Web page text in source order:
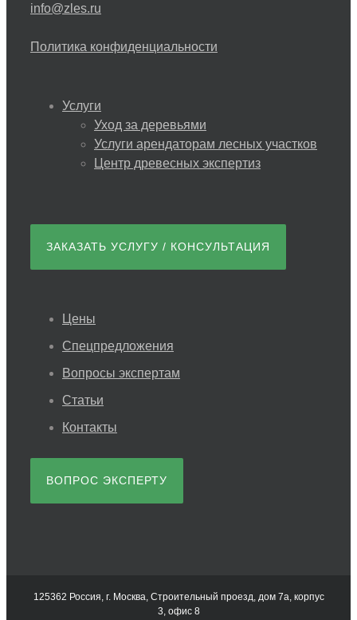
info@zles.ru
Политика конфиденциальности
Услуги
Уход за деревьями
Услуги арендаторам лесных участков
Центр древесных экспертиз
ЗАКАЗАТЬ УСЛУГУ / КОНСУЛЬТАЦИЯ
Цены
Спецпредложения
Вопросы экспертам
Статьи
Контакты
ВОПРОС ЭКСПЕРТУ
125362 Россия, г. Москва, Строительный проезд, дом 7а, корпус
3, офис 8